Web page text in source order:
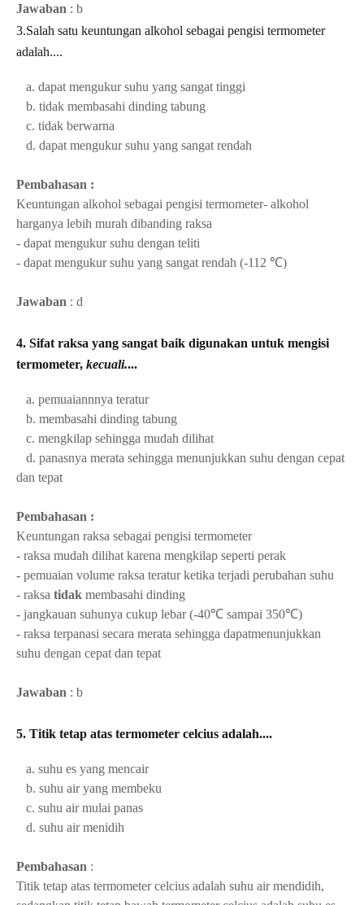
Jawaban : b
3.Salah satu keuntungan alkohol sebagai pengisi termometer
adalah....
a. dapat mengukur suhu yang sangat tinggi
b. tidak membasahi dinding tabung
c. tidak berwarna
d. dapat mengukur suhu yang sangat rendah
Pembahasan :
Keuntungan alkohol sebagai pengisi termometer- alkohol
harganya lebih murah dibanding raksa
- dapat mengukur suhu dengan teliti
- dapat mengukur suhu yang sangat rendah (-112 ℃)
Jawaban : d
4. Sifat raksa yang sangat baik digunakan untuk mengisi
termometer, kecuali....
a. pemuaiannnya teratur
b. membasahi dinding tabung
c. mengkilap sehingga mudah dilihat
d. panasnya merata sehingga menunjukkan suhu dengan cepat
dan tepat
Pembahasan :
Keuntungan raksa sebagai pengisi termometer
- raksa mudah dilihat karena mengkilap seperti perak
- pemuaian volume raksa teratur ketika terjadi perubahan suhu
- raksa tidak membasahi dinding
- jangkauan suhunya cukup lebar (-40℃ sampai 350℃)
- raksa terpanasi secara merata sehingga dapatmenunjukkan
suhu dengan cepat dan tepat
Jawaban : b
5. Titik tetap atas termometer celcius adalah....
a. suhu es yang mencair
b. suhu air yang membeku
c. suhu air mulai panas
d. suhu air menidih
Pembahasan :
Titik tetap atas termometer celcius adalah suhu air mendidih,